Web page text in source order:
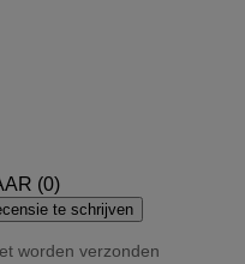
(0)
te schrijven
worden verzonden